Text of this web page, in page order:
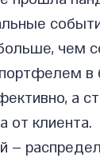
чем
в
а
от клиента.
–